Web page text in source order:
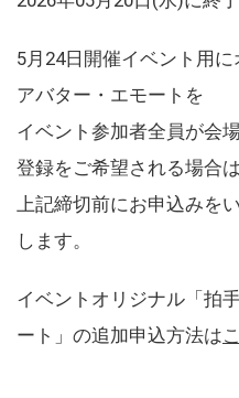
5月24日開催イベント用
アバター・エモートを
イベント参加者全員が会
登録をご希望される場合は
上記締切前にお申込みを
します。
イベントオリジナル「拍
ート」の追加申込方法は